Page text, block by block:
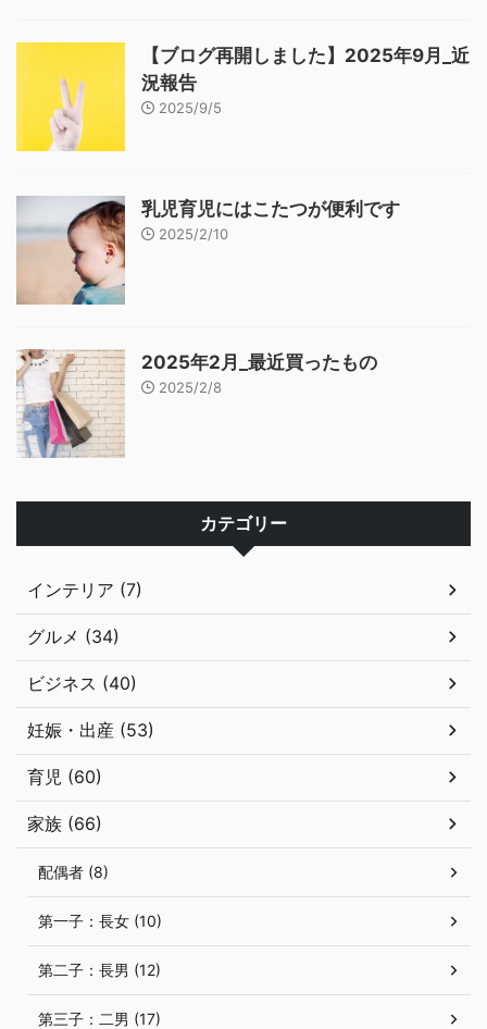
【ブログ再開しました】2025年9月_近
況報告
2025/9/5
乳児育児にはこたつが便利です
2025/2/10
2025年2月_最近買ったもの
2025/2/8
カテゴリー
インテリア (7)
グルメ (34)
ビジネス (40)
妊娠・出産 (53)
育児 (60)
家族 (66)
配偶者 (8)
第一子：長女 (10)
第二子：長男 (12)
第三子：二男 (17)